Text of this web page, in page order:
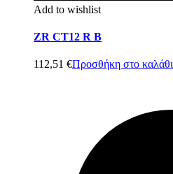
Add to wishlist
ZR CT12 R B
112,51 €Προσθήκη στο καλάθι